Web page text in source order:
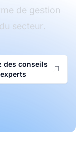
de gestion
secteur.
des conseils